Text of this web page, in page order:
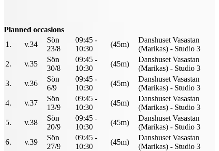
Planned occasions
1.
v.34
Sön
23/8
09:45 -
10:30
(45m)
Danshuset Vasastan
(Marikas) - Studio 3
2.
v.35
Sön
30/8
09:45 -
10:30
(45m)
Danshuset Vasastan
(Marikas) - Studio 3
3.
v.36
Sön
6/9
09:45 -
10:30
(45m)
Danshuset Vasastan
(Marikas) - Studio 3
4.
v.37
Sön
13/9
09:45 -
10:30
(45m)
Danshuset Vasastan
(Marikas) - Studio 3
5.
v.38
Sön
20/9
09:45 -
10:30
(45m)
Danshuset Vasastan
(Marikas) - Studio 3
6.
v.39
Sön
27/9
09:45 -
10:30
(45m)
Danshuset Vasastan
(Marikas) - Studio 3